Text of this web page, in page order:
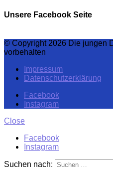
Unsere Facebook Seite
© Copyright 2026 Die jungen
vorbehalten
Impressum
Datenschutzerklärung
Facebook
Instagram
Close
Facebook
Instagram
Suchen nach: